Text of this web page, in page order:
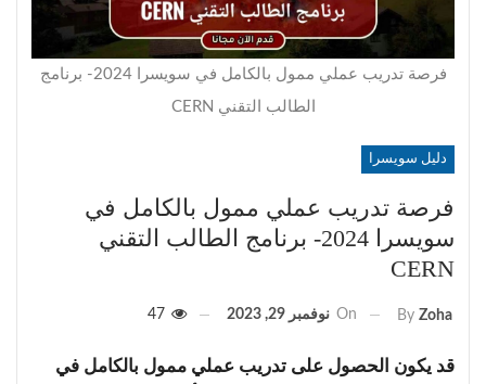
فرصة تدريب عملي ممول بالكامل في سويسرا 2024- برنامج
الطالب التقني CERN
دليل سويسرا
فرصة تدريب عملي ممول بالكامل في
سويسرا 2024- برنامج الطالب التقني
CERN
By Zoha
On نوفمبر 29, 2023
قد يكون الحصول على تدريب عملي ممول بالكامل في